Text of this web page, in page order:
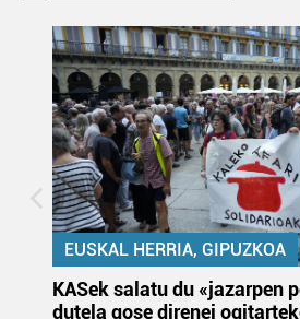
EUSKAL HERRIA, GIPUZKOA
KASek salatu du «jazarpen
dutela gose direnei